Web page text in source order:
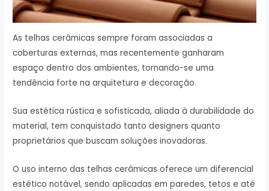
As telhas cerâmicas sempre foram associadas a
coberturas externas, mas recentemente ganharam
espaço dentro dos ambientes, tornando-se uma
tendência forte na arquitetura e decoração.
Sua estética rústica e sofisticada, aliada à durabilidade do
material, tem conquistado tanto designers quanto
proprietários que buscam soluções inovadoras.
O uso interno das telhas cerâmicas oferece um diferencial
estético notável, sendo aplicadas em paredes, tetos e até